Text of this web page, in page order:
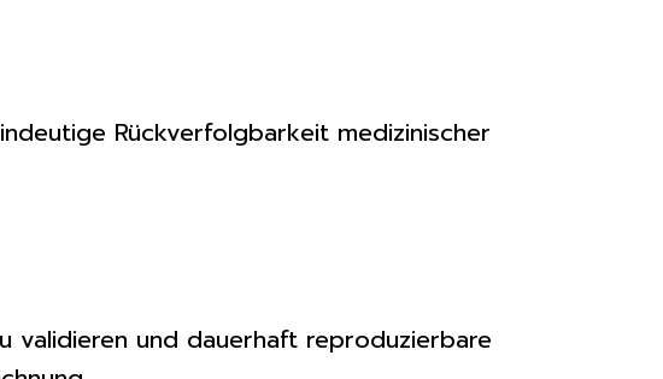
Rückverfolgbarkeit medizinischer
validieren und dauerhaft reproduzierbare